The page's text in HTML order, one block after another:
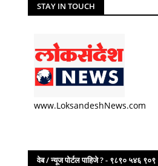
STAY IN TOUCH
www.LoksandeshNews.com
वेब / न्यूज पोर्टल पाहिजे ? - ९८९० ५४६ ९०९